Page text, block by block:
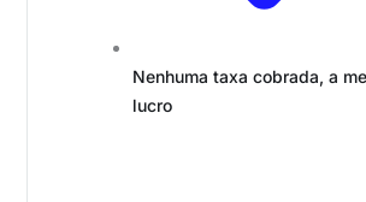
Nenhuma taxa cobrada, a
lucro